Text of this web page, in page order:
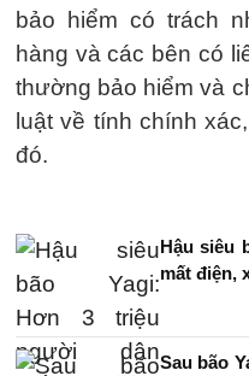
bảo hiểm có trách
hàng và các bên có
thường bảo hiểm và
luật về tính chính
đó.
Hậu siêu
mất điện,
Sau bão